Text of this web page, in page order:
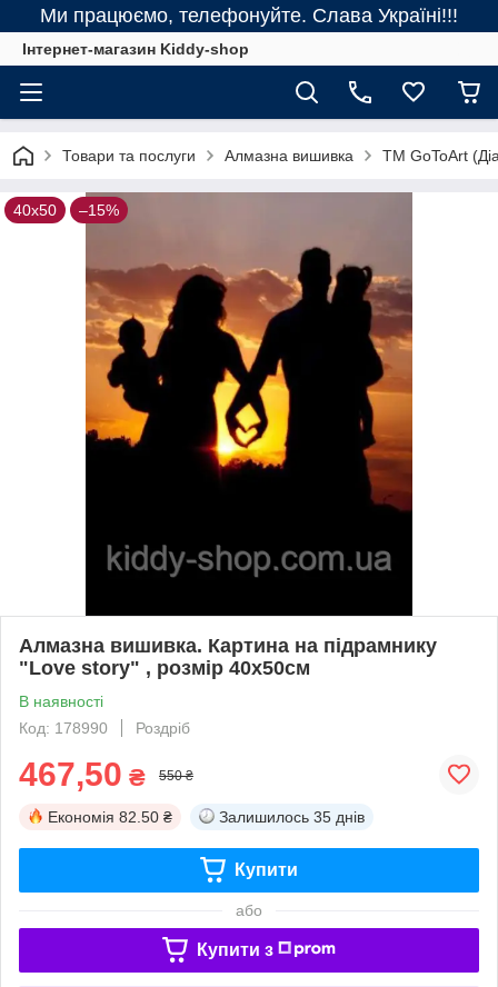
Ми працюємо, телефонуйте. Слава Україні!!!
Інтернет-магазин Kiddy-shop
Товари та послуги Алмазна вишивка ТМ GoToArt
40х50 –15%
Алмазна вишивка. Картина на підрамнику
"Love story" , розмір 40х50см
В наявності
Код: 178990
Роздріб
467,50 ₴ 550 ₴
Економія 82.50 ₴ Залишилось 35 днів
Купити
або
Купити з